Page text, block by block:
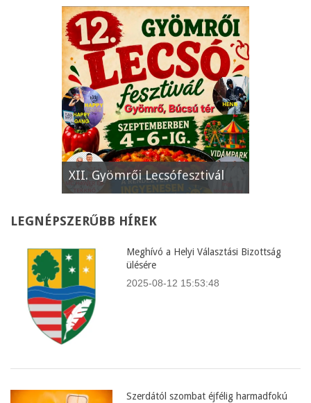
XII. Gyömrői Lecsófesztivál
LEGNÉPSZERŰBB HÍREK
Meghívó a Helyi Választási Bizottság
ülésére
2025-08-12 15:53:48
Szerdától szombat éjfélig harmadfokú